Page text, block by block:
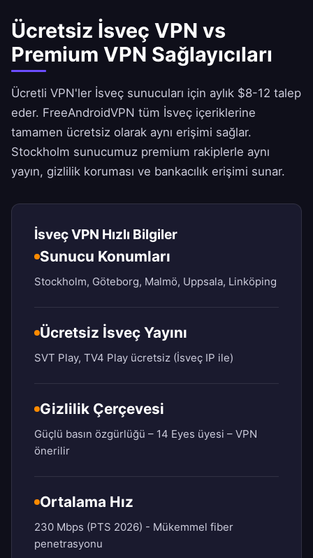
Ücretsiz İsveç VPN vs
Premium VPN Sağlayıcıları
Ücretli VPN'ler İsveç sunucuları için aylık $8-12 talep
eder. FreeAndroidVPN tüm İsveç içeriklerine
tamamen ücretsiz olarak aynı erişimi sağlar.
Stockholm sunucumuz premium rakiplerle aynı
yayın, gizlilik koruması ve bankacılık erişimi sunar.
İsveç VPN Hızlı Bilgiler
Sunucu Konumları
Stockholm, Göteborg, Malmö, Uppsala, Linköping
Ücretsiz İsveç Yayını
SVT Play, TV4 Play ücretsiz (İsveç IP ile)
Gizlilik Çerçevesi
Güçlü basın özgürlüğü – 14 Eyes üyesi – VPN
önerilir
Ortalama Hız
230 Mbps (PTS 2026) - Mükemmel fiber
penetrasyonu